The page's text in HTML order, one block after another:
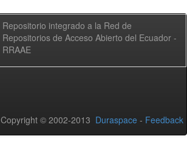
Repositorio integrado a la Red de
Repositorios de Acceso Abierto del Ecuador -
RRAAE
Copyright © 2002-2013 Duraspace - Feedback